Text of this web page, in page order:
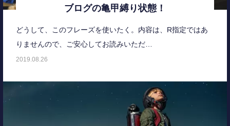
ブログの亀甲縛り状態！
どうして、このフレーズを使いたく。内容は、R指定ではあ
りませんので、ご安心してお読みいただ…
2019.08.26